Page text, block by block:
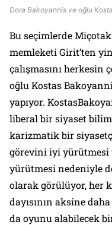
Dora Bakoyannis ve oğlu
Bu seçimlerde
memleketi Girit’ten
çalışmasını herkesin
oğlu Kostas
yapıyor.
liberal bir siyaset
karizmatik bir
görevini iyi yürütmesi
yürütmesi nedeniyle
olarak görülüyor, her
dayısının aksine
da oyunu alabilecek